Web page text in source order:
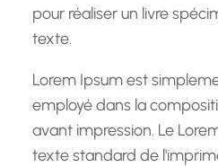
pour réaliser un livre
texte.
Lorem Ipsum est
employé dans la
avant impression. Le
texte standard de